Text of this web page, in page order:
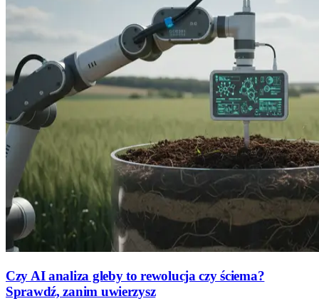
Czy AI analiza gleby to rewolucja czy ściema?
Sprawdź, zanim uwierzysz